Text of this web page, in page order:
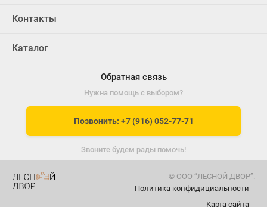
Контакты
Каталог
Обратная связь
Нужна помощь с выбором?
Позвонить: +7 (916) 052-77-71
Звоните будем рады помочь!
© ООО “ЛЕСНОЙ ДВОР”.
Карта сайта
Политика конфидициальности